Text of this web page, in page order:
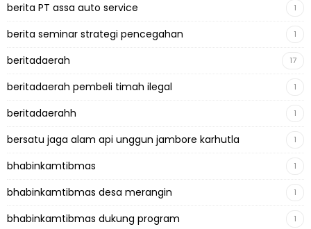
berita PT assa auto service 1
berita seminar strategi pencegahan 1
beritadaerah 17
beritadaerah pembeli timah ilegal 1
beritadaerahh 1
bersatu jaga alam api unggun jambore karhutla 1
bhabinkamtibmas 1
bhabinkamtibmas desa merangin 1
bhabinkamtibmas dukung program 1